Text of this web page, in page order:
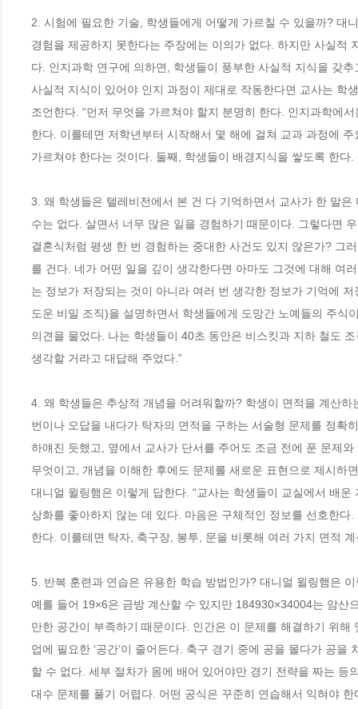
2. 시험에 필요한 기술, 학생들에게 어떻게 가르칠 수 있을까? 대
경험을 제공하지 못한다는 주장에는 이의가 없다. 하지만 사실적
다. 인지과학 연구에 의하면, 학생들이 풍부한 사실적 지식을 갖
사실적 지식이 있어야 인지 과정이 제대로 작동한다면 교사는 학
조언한다. “먼저 무엇을 가르쳐야 할지 분명히 한다. 인지과학에
한다. 이를테면 저학년부터 시작해서 몇 해에 걸쳐 교과 과정에
가르쳐야 한다는 것이다. 둘째, 학생들이 배경지식을 쌓도록 한
3. 왜 학생들은 텔레비전에서 본 건 다 기억하면서 교사가 한 말
수는 없다. 살면서 너무 많은 일을 경험하기 때문이다. 그렇다면
결혼식처럼 평생 한 번 경험하는 중대한 사건도 있지 않은가?
를 건다. 네가 어떤 일을 깊이 생각한다면 아마도 그것에 대해 여
는 정보가 저장되는 것이 아니라 여러 번 생각한 정보가 기억에
도운 비밀 조직)을 설명하면서 학생들에게 도망간 노예들의 주
의견을 물었다. 나는 학생들이 40초 동안은 비스킷과 지하 철도
생각할 거라고 대답해 주었다.”
4. 왜 학생들은 추상적 개념을 어려워할까? 학생이 면적을 계산
번이나 오답을 내다가 탁자의 면적을 구하는 서술형 문제를 정확
하얘진 듯했고, 옆에서 교사가 단서를 주어도 조금 전에 푼 문제
무엇이고, 개념을 이해한 후에도 문제를 새로운 표현으로 제시하
대니얼 윌링햄은 이렇게 답한다. “교사는 학생들이 교실에서 배
상화를 좋아하지 않는 데 있다. 마음은 구체적인 정보를 선호한
한다. 이를테면 탁자, 축구장, 봉투, 문을 비롯해 여러 가지 면적
5. 반복 훈련과 연습은 유용한 학습 방법인가? 대니얼 윌링햄은
예를 들어 19×6은 금방 계산할 수 있지만 184930×34004는 암산
만한 공간이 부족하기 때문이다. 인간은 이 문제를 해결하기 위
업에 필요한 ‘공간’이 줄어든다. 축구 경기 중에 공을 몰다가 공
할 수 없다. 세부 절차가 몸에 배어 있어야만 경기 전략을 짜는
대수 문제를 풀기 어렵다. 어떤 공식은 꾸준히 연습해서 익혀야 한